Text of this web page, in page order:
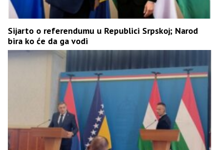
Sijarto o referendumu u Republici Srpskoj; Narod
bira ko će da ga vodi